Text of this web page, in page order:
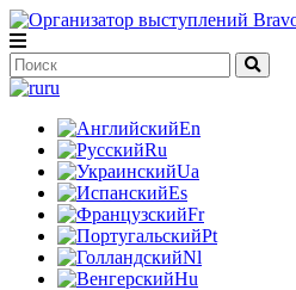
ru
En
Ru
Ua
Es
Fr
Pt
Nl
Hu